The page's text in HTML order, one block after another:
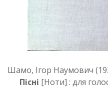
Шамо, Ігор Наумович
Пісні [Ноти] : для